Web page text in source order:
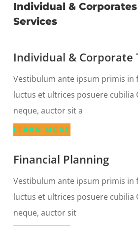
Individual &
Services
Individual & Corporate
Vestibulum ante ipsum primis in
luctus et ultrices posuere cubilia
neque, auctor sit a
LEARN MORE
Financial Planning
Vestibulum ante ipsum primis in
luctus et ultrices posuere cubilia
neque, auctor sit